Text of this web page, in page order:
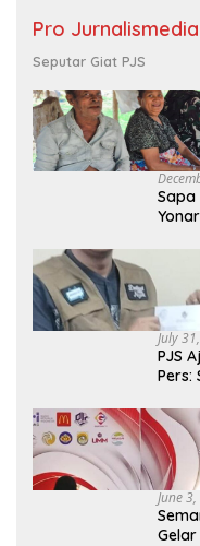
Pro
Seputar Giat PJS
Sapa
July
PJS
Pers:
June